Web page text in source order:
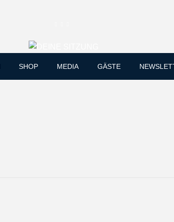
SHOP MEDIA GÄSTE